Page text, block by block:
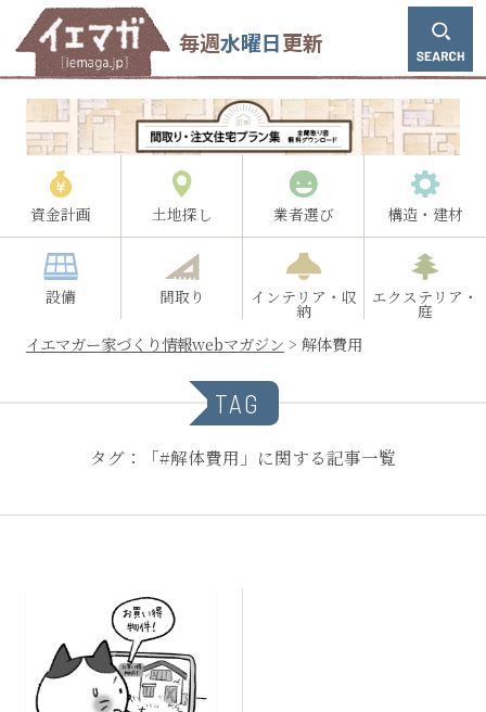
毎週水曜日更新
資金計画 土地探し 業者選び 構造・建材
設備 間取り インテリア・収
納
エクステリア・
庭
イエマガー家づくり情報webマガジン > 解体費用
TAG
タグ：「#解体費用」に関する記事一覧